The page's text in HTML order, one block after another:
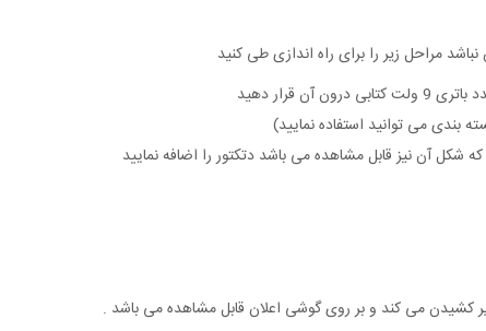
مراحل زیر را برای راه اندازی طی کنید